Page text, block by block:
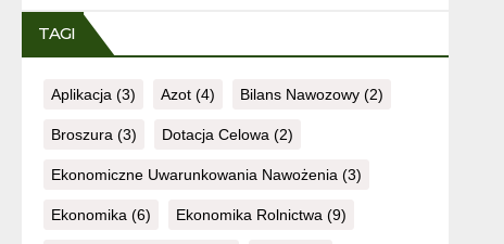
TAGI
Aplikacja (3) Azot (4) Bilans Nawozowy (2)
Broszura (3) Dotacja Celowa (2)
Ekonomiczne Uwarunkowania Nawożenia (3)
Ekonomika (6) Ekonomika Rolnictwa (9)